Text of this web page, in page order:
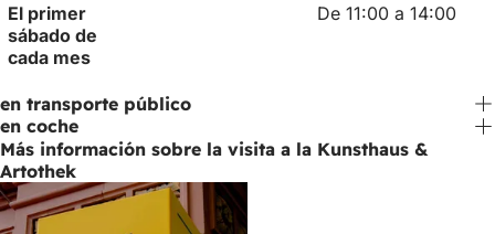
El primer
sábado de
cada mes
De 11:00 a 14:00
en transporte público
en coche
Más información sobre la visita a la Kunsthaus &
Artothek